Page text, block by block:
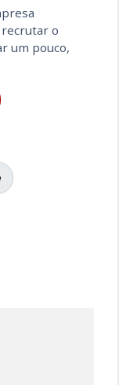
o
um pouco,